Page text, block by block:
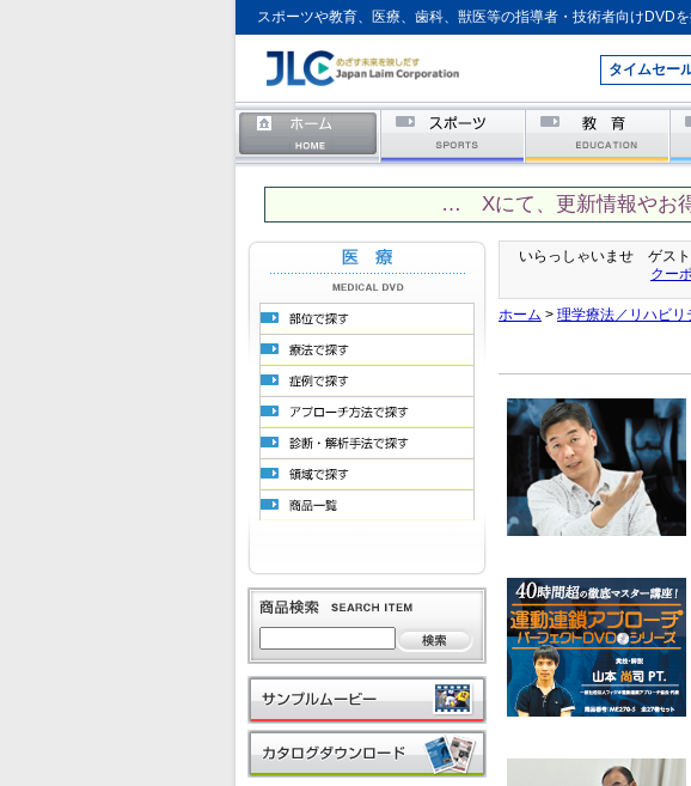
スポーツや教育、医療、歯科、獣医等の指導者・技術者向けDVD
タイムセー
… Xにて、更新情報やお
いらっしゃいませ ゲス
クー
ホーム > 理学療法／リハビリ